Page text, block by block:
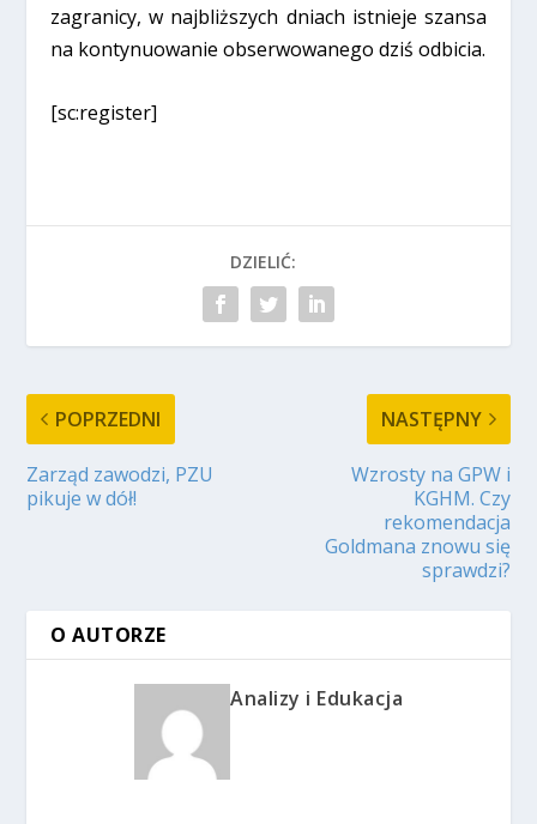
zagranicy, w najbliższych dniach istnieje szansa
na kontynuowanie obserwowanego dziś odbicia.
[sc:register]
DZIELIĆ:
POPRZEDNI
Zarząd zawodzi, PZU
pikuje w dół!
NASTĘPNY
Wzrosty na GPW i
KGHM. Czy
rekomendacja
Goldmana znowu się
sprawdzi?
O AUTORZE
Analizy i Edukacja